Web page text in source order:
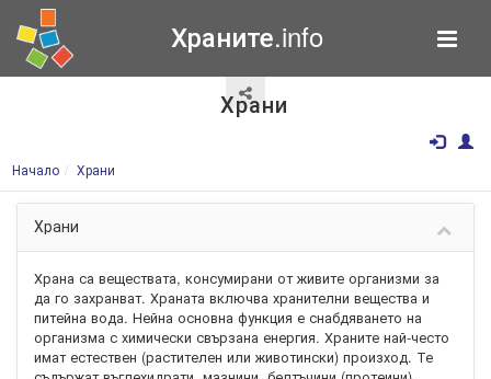
Храните.info
Храни
Начало Храни
Храни
Храна са веществата, консумирани от живите организми за
да го захранват. Храната включва хранителни вещества и
питейна вода. Нейна основна функция е снабдяването на
организма с химически свързана енергия. Храните най-често
имат естествен (растителен или животински) произход. Те